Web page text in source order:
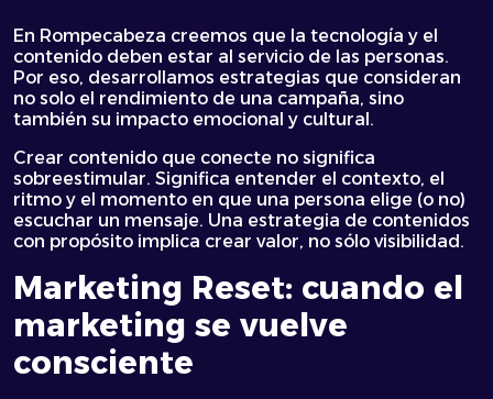
En Rompecabeza creemos que la tecnología y el
contenido deben estar al servicio de las personas.
Por eso, desarrollamos estrategias que consideran
no solo el rendimiento de una campaña, sino
también su impacto emocional y cultural.
Crear contenido que conecte no significa
sobreestimular. Significa entender el contexto, el
ritmo y el momento en que una persona elige (o no)
escuchar un mensaje. Una estrategia de contenidos
con propósito implica crear valor, no sólo visibilidad.
Marketing Reset: cuando el
marketing se vuelve
consciente